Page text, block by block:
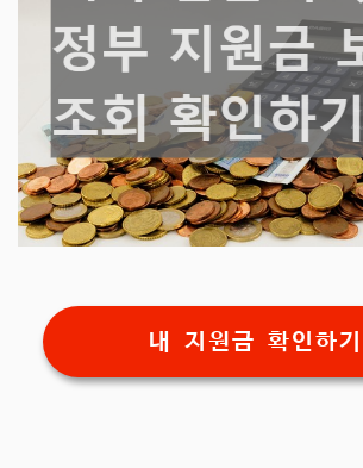
내 지원금 확인하